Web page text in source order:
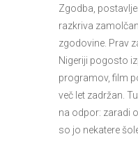
Zgodba,
razkriva
zgodovine. Prav
Nigeriji pogosto
programov, film
več let zadržan.
na odpor: zaradi
so jo nekatere